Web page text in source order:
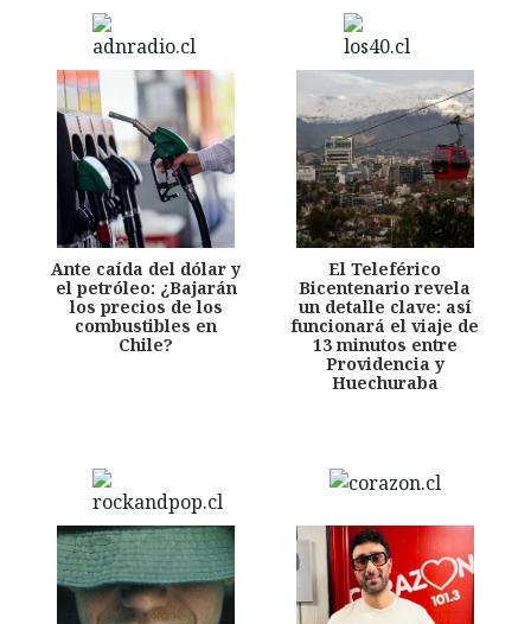
Ante caída del dólar y
el petróleo: ¿Bajarán
los precios de los
combustibles en
Chile?
El Teleférico
Bicentenario revela
un detalle clave: así
funcionará el viaje de
13 minutos entre
Providencia y
Huechuraba